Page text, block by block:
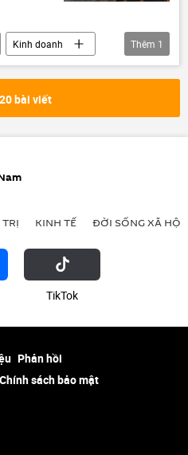
Kinh doanh
Thêm 1
bài viết
KINH TẾ ĐỜI SỐNG XÃ HỘI
ТikТоk
Phản hồi
Chính sách bảo mật